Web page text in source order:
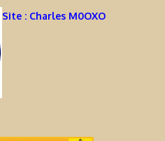
Site : Charles M0OXO